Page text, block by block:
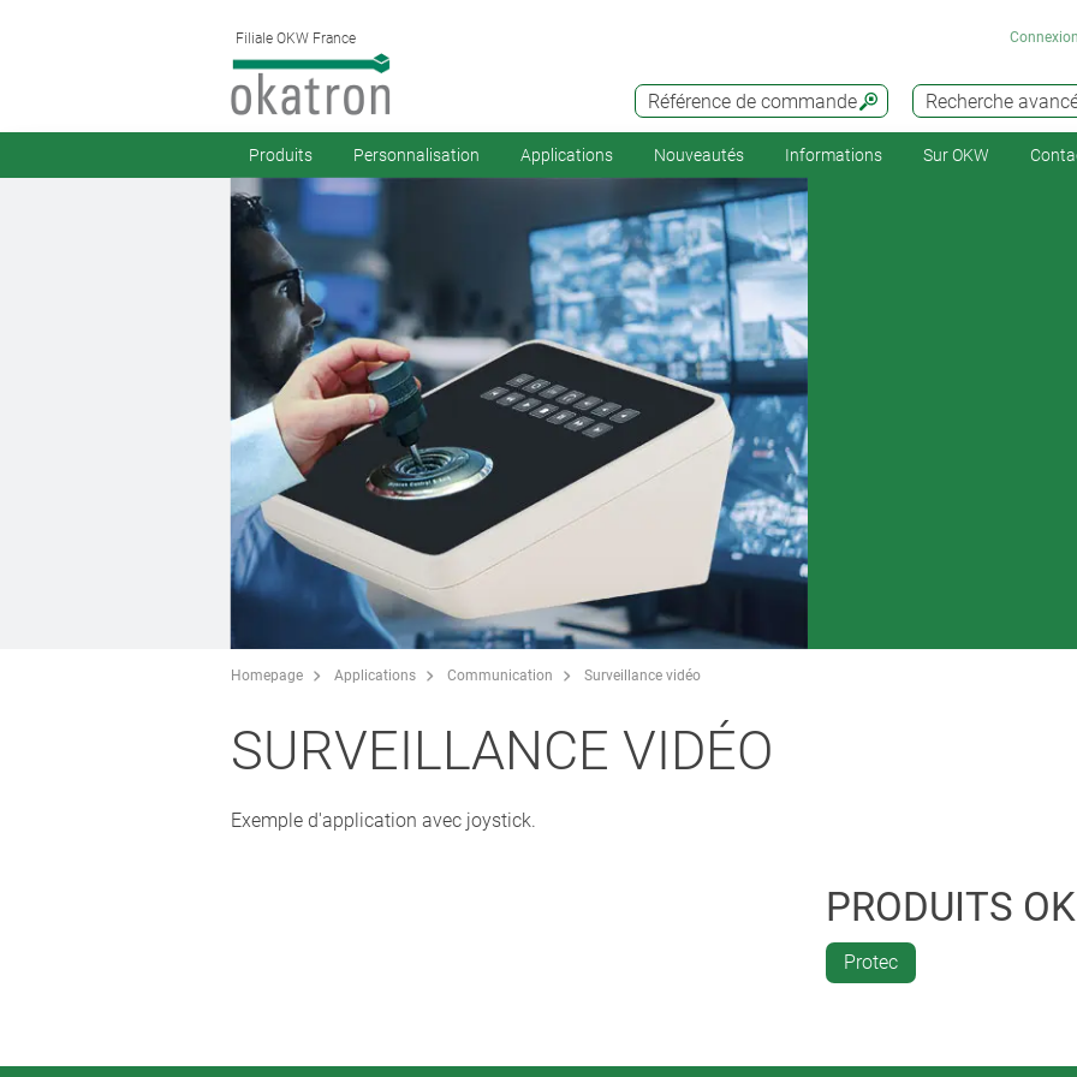
Filiale OKW France
Recherche
Référence de commande
Produits Personnalisation Applications Nouveautés Informations Sur OKW
Homepage Applications Communication Surveillance vidéo
SURVEILLANCE VIDÉO
Exemple d'application avec joystick.
PRODUITS
Protec